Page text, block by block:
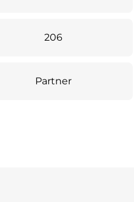
206
Partner